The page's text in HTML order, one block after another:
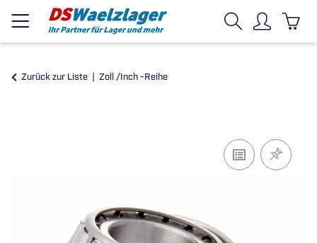
Zurück zur Liste Zoll /Inch -Reihe